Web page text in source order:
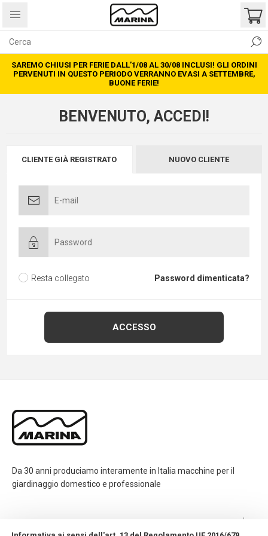
SAREMO CHIUSI PER FERIE DALL’1/08 AL 30/08 INCLUSI! GLI ORDINI
PERVENUTI IN QUESTO PERIODO VERRANNO EVASI A SETTEMBRE,
BUONE FERIE!
BENVENUTO, ACCEDI!
CLIENTE GIÀ REGISTRATO NUOVO CLIENTE
Resta collegato Password dimenticata?
Da 30 anni produciamo interamente in Italia macchine per il
giardinaggio domestico e professionale